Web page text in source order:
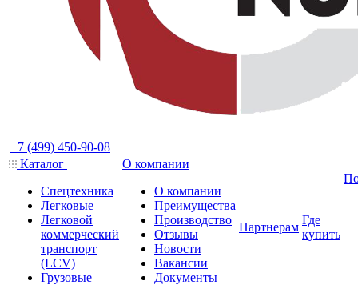
+7 (499) 450-90-08
Каталог
Спецтехника
Легковые
Легковой
коммерческий
транспорт
(LCV)
Грузовые
О компании
О компании
Преимущества
Производство
Отзывы
Новости
Вакансии
Документы
Партнерам
Где
купить